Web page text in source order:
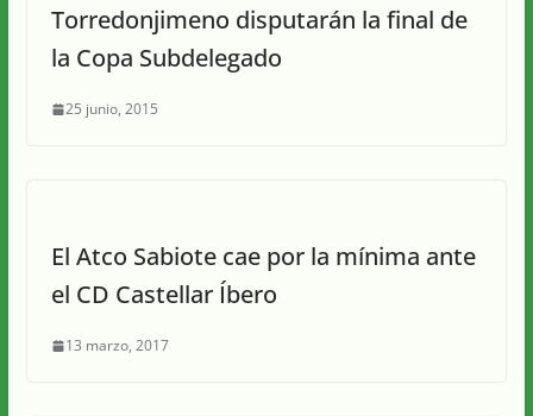
Torredonjimeno disputarán la final de
la Copa Subdelegado
25 junio, 2015
El Atco Sabiote cae por la mínima ante
el CD Castellar Íbero
13 marzo, 2017